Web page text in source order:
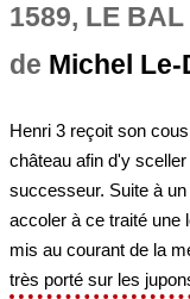
1589, LE BAL
de Michel Le-
Henri 3 reçoit son
château afin d'y
successeur. Suite à
accoler à ce traité une
mis au courant de la
très porté sur les